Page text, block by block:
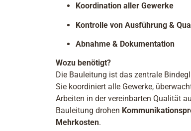
Koordination aller Gewerke
Kontrolle von Ausführung &
Abnahme & Dokumentation
Wozu benötigt?
Die Bauleitung ist das zentrale
Sie koordiniert alle Gewerke,
Arbeiten in der vereinbarten Qualität
Bauleitung drohen
Mehrkosten.